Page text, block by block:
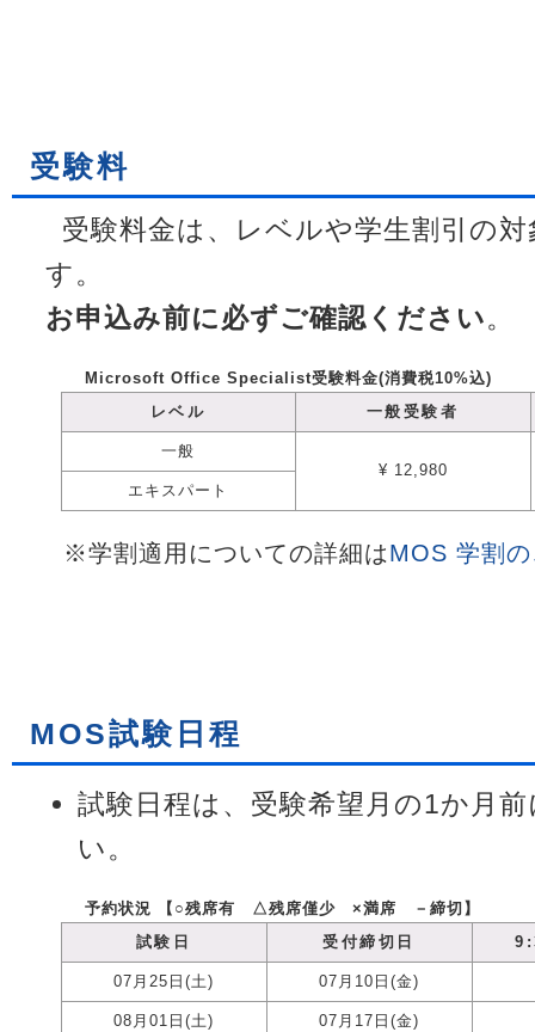
受験料
受験料金は、レベルや学生割引の
す。
お申込み前に必ずご確認ください。
Microsoft Office Specialist受験料金(消費税10%込)
レベル 一般受験者
一般
¥ 12,980
エキスパート
※学割適用についての詳細はMOS 学割
MOS試験日程
試験日程は、受験希望月の1か月
い。
予約状況 【○残席有 △残席僅少 ×満席 －締切】
試験日 受付締切日
07月25日(土) 07月10日(金)
08月01日(土) 07月17日(金)